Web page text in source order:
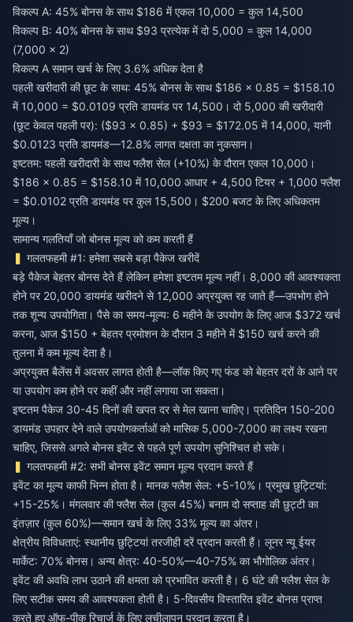
विकल्प A: 45% बोनस के साथ $186 में एकल 10,000 = कुल 14,500
विकल्प B: 40% बोनस के साथ $93 प्रत्येक में दो 5,000 = कुल 14,000
(7,000 × 2)
विकल्प A समान खर्च के लिए 3.6% अधिक देता है
पहली खरीदारी की छूट के साथ: 45% बोनस के साथ $186 × 0.85 = $158.10
में 10,000 = $0.0109 प्रति डायमंड पर 14,500। दो 5,000 की खरीदारी
(छूट केवल पहली पर): ($93 × 0.85) + $93 = $172.05 में 14,000, यानी
$0.0123 प्रति डायमंड—12.8% लागत दक्षता का नुकसान।
इष्टतम: पहली खरीदारी के साथ फ्लैश सेल (+10%) के दौरान एकल 10,000।
$186 × 0.85 = $158.10 में 10,000 आधार + 4,500 टियर + 1,000 फ्लैश
= $0.0102 प्रति डायमंड पर कुल 15,500। $200 बजट के लिए अधिकतम
मूल्य।
सामान्य गलतियाँ जो बोनस मूल्य को कम करती हैं
गलतफहमी #1: हमेशा सबसे बड़ा पैकेज खरीदें
बड़े पैकेज बेहतर बोनस देते हैं लेकिन हमेशा इष्टतम मूल्य नहीं। 8,000 की आवश्यकता
होने पर 20,000 डायमंड खरीदने से 12,000 अप्रयुक्त रह जाते हैं—उपभोग होने
तक शून्य उपयोगिता। पैसे का समय-मूल्य: 6 महीने के उपयोग के लिए आज $372 खर्च
करना, आज $150 + बेहतर प्रमोशन के दौरान 3 महीने में $150 खर्च करने की
तुलना में कम मूल्य देता है।
अप्रयुक्त बैलेंस में अवसर लागत होती है—लॉक किए गए फंड को बेहतर दरों के आने पर
या उपयोग कम होने पर कहीं और नहीं लगाया जा सकता।
इष्टतम पैकेज 30-45 दिनों की खपत दर से मेल खाना चाहिए। प्रतिदिन 150-200
डायमंड उपहार देने वाले उपयोगकर्ताओं को मासिक 5,000-7,000 का लक्ष्य रखना
चाहिए, जिससे अगले बोनस इवेंट से पहले पूर्ण उपयोग सुनिश्चित हो सके।
गलतफहमी #2: सभी बोनस इवेंट समान मूल्य प्रदान करते हैं
इवेंट का मूल्य काफी भिन्न होता है। मानक फ्लैश सेल: +5-10%। प्रमुख छुट्टियां:
+15-25%। मंगलवार की फ्लैश सेल (कुल 45%) बनाम दो सप्ताह की छुट्टी का
इंतज़ार (कुल 60%)—समान खर्च के लिए 33% मूल्य का अंतर।
क्षेत्रीय विविधताएं: स्थानीय छुट्टियां तरजीही दरें प्रदान करती हैं। लूनर न्यू ईयर
मार्केट: 70% बोनस। अन्य क्षेत्र: 40-50%—40-75% का भौगोलिक अंतर।
इवेंट की अवधि लाभ उठाने की क्षमता को प्रभावित करती है। 6 घंटे की फ्लैश सेल के
लिए सटीक समय की आवश्यकता होती है। 5-दिवसीय विस्तारित इवेंट बोनस प्राप्त
करते हुए ऑफ-पीक रिचार्ज के लिए लचीलापन प्रदान करता है।